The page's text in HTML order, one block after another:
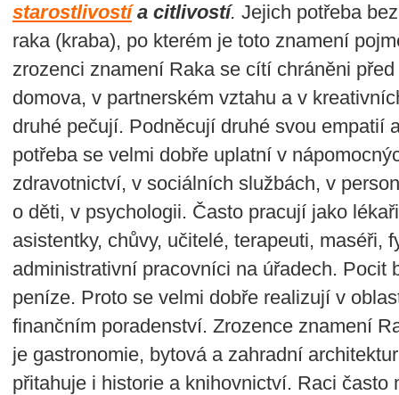
starostlivostía citlivostí. Jejich potřeba
raka (kraba), po kterém je toto znamení
zrozenci znamení Raka se cítí chráněni
domova, v partnerském vztahu a v
druhé pečují. Podněcují druhé svou empatií
potřeba se velmi dobře uplatní v
zdravotnictví, v sociálních službách, v
o děti, v psychologii. Často pracují jako
asistentky, chůvy, učitelé, terapeuti, maséři,
administrativní pracovníci na úřadech. Pocit
peníze. Proto se velmi dobře realizují v
finančním poradenství. Zrozence znamení
je gastronomie, bytová a zahradní
přitahuje i historie a knihovnictví. Raci často